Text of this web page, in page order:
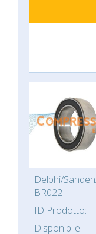
Delphi/
BR022
ID Prodotto:
Disponibile: